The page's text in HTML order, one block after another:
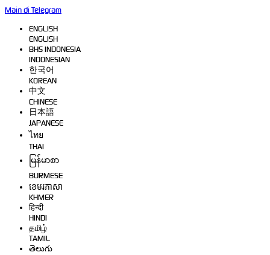
Main di Telegram
ENGLISH
ENGLISH
BHS INDONESIA
INDONESIAN
한국어
KOREAN
中文
CHINESE
日本語
JAPANESE
ไทย
THAI
မြန်မာစာ
BURMESE
ខេមរភាសា
KHMER
हिन्दी
HINDI
தமிழ்
TAMIL
తెలుగు